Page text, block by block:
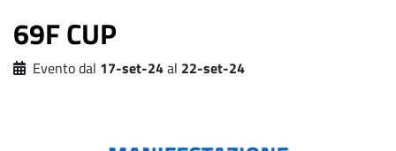
69F CUP
Evento dal 17-set-24al 22-set-24